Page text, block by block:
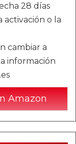
28 días
activación o la
cambiar a
información
Amazon